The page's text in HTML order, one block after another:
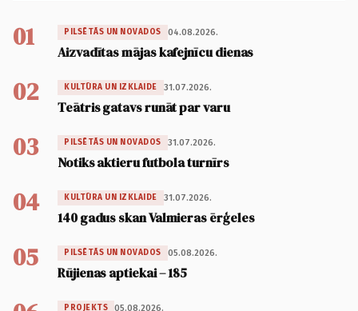
01 PILSĒTĀS UN NOVADOS 04.08.2026.
Aizvadītas mājas kafejnīcu dienas
02 KULTŪRA UN IZKLAIDE 31.07.2026.
Teātris gatavs runāt par varu
03 PILSĒTĀS UN NOVADOS 31.07.2026.
Notiks aktieru futbola turnīrs
04 KULTŪRA UN IZKLAIDE 31.07.2026.
140 gadus skan Valmieras ērģeles
05 PILSĒTĀS UN NOVADOS 05.08.2026.
Rūjienas aptiekai – 185
PROJEKTS 05.08.2026.